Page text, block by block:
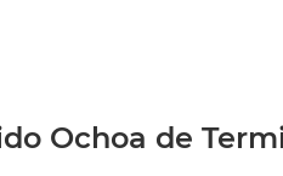
Ochoa de